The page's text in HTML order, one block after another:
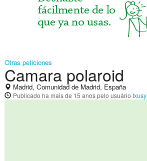
Otras peticiones
Camara polaroid
Madrid, Comunidad de Madrid, España
Publicado ha mais de 15 anospelo usuário txusy